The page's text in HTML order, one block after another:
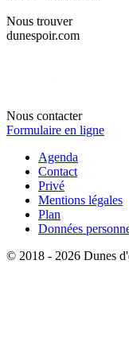
Nous trouver
dunespoir.com
Nous contacter
Formulaire en ligne
Agenda
Contact
Privé
Mentions légales
Plan
Données
© 2018 - 2026 Dunes